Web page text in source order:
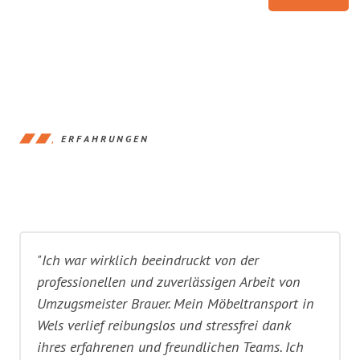
ERFAHRUNGEN
"Ich war wirklich beeindruckt von der
professionellen und zuverlässigen Arbeit von
Umzugsmeister Brauer. Mein Möbeltransport in
Wels verlief reibungslos und stressfrei dank
ihres erfahrenen und freundlichen Teams. Ich